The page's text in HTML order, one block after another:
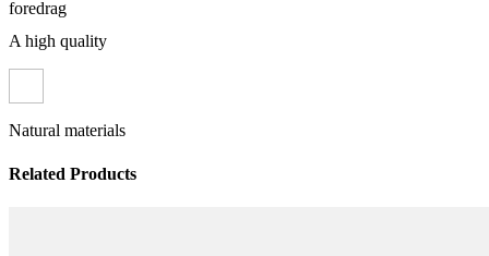
A high quality
Natural materials
Related Products